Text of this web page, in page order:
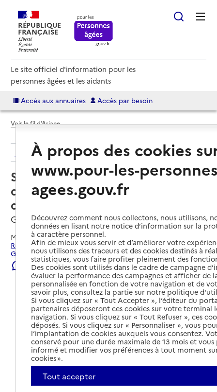
RÉPUBLIQUE
FRANÇAISE
Le site officiel d'information pour les
personnes âgées et les aidants
Accès aux annuaires Accès par besoin
Voir le fil d’Ariane
Retour aux résultats de l'annuaire
Service de soins infirmiers à
domicile – SSIAD - Association
de Santé de la Vallée du Dadou
Graulhet, TARN
Mis à jour le04/08/2026
Rechercher les établissements et services autour de
Graulhet.
Signaler une erreur
À propos des cookies
www.pour-les-
agees.gouv.fr
Découvrez comment nous collectons, nous utilisons,
données en lisant notre notice d’information sur la
à caractère personnel.
Afin de mieux vous servir et d’améliorer votre
nous utilisons des traceurs et des cookies destinés à
statistiques, vous faire profiter pleinement des
Des cookies sont utilisés dans le cadre de campagne
évaluer la performance des campagnes et afficher de
personnalisée en fonction de votre navigation et de
savoir plus, consultez la partie sur notre politique
Si vous cliquez sur « Tout Accepter », l’éditeur du
partenaires déposeront ces cookies sur votre terminal
navigation. Si vous cliquez sur « Tout Refuser », ces
déposés. Si vous cliquez sur « Personnaliser », vous
l’implantation de cookies auxquels vous consentez.
conservé pour une durée maximale de 13 mois et
informé et modifier vos préférences à tout moment
cookies ».
Tout accepter